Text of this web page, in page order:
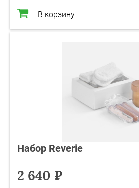
В корзину
Набор Reverie
2 640 ₽